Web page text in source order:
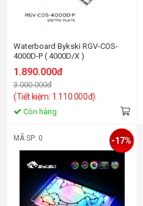
Waterboard Bykski RGV-COS-
4000D-P ( 4000D/X )
1.890.000đ
3.000.000đ
(Tiết kiệm: 1.110.000đ)
Còn hàng
MÃ SP: 0 -17%